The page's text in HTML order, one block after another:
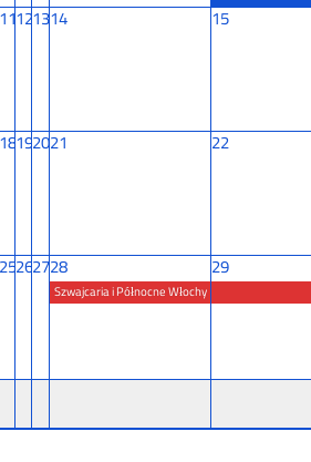
11121314 15
18192021 22
25262728
Szwajcaria i Północne Włochy
29